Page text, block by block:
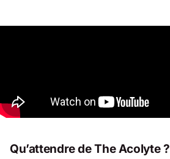
Qu’attendre deThe Acolyte?